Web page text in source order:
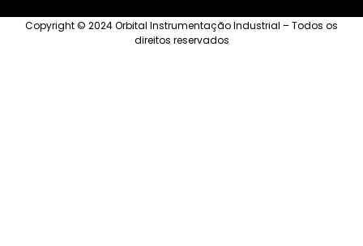
Copyright © 2024 Orbital Instrumentação Industrial – Todos os
direitos reservados